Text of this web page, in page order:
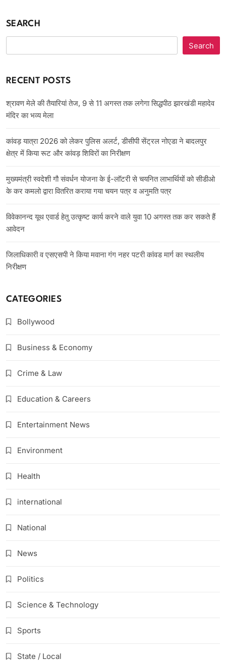
SEARCH
Search
RECENT POSTS
श्रावण मेले की तैयारियां तेज, 9 से 11 अगस्त तक लगेगा सिद्धपीठ झारखंडी महादेव
मंदिर का भव्य मेला
कांवड़ यात्रा 2026 को लेकर पुलिस अलर्ट, डीसीपी सेंट्रल नोएडा ने बादलपुर
क्षेत्र में किया रूट और कांवड़ शिविरों का निरीक्षण
मुख्यमंत्री स्वदेशी गौ संवर्धन योजना के ई-लॉटरी से चयनित लाभार्थियों को सीडीओ
के कर कमलो द्वारा वितरित कराया गया चयन पत्र व अनुमति पत्र
विवेकानन्द यूथ एवार्ड हेतु उत्कृष्ट कार्य करने वाले युवा 10 अगस्त तक कर सकते हैं
आवेदन
जिलाधिकारी व एसएसपी ने किया मवाना गंग नहर पटरी कांवड मार्ग का स्थलीय
निरीक्षण
CATEGORIES
Bollywood
Business & Economy
Crime & Law
Education & Careers
Entertainment News
Environment
Health
international
National
News
Politics
Science & Technology
Sports
State / Local